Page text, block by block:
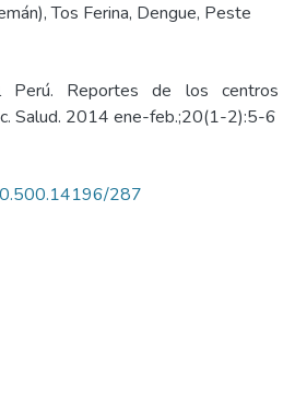
,Tos Ferina, Dengue, Peste
Perú. Reportes de los centros
Salud. 2014 ene-feb.;20(1-2):5-6
287